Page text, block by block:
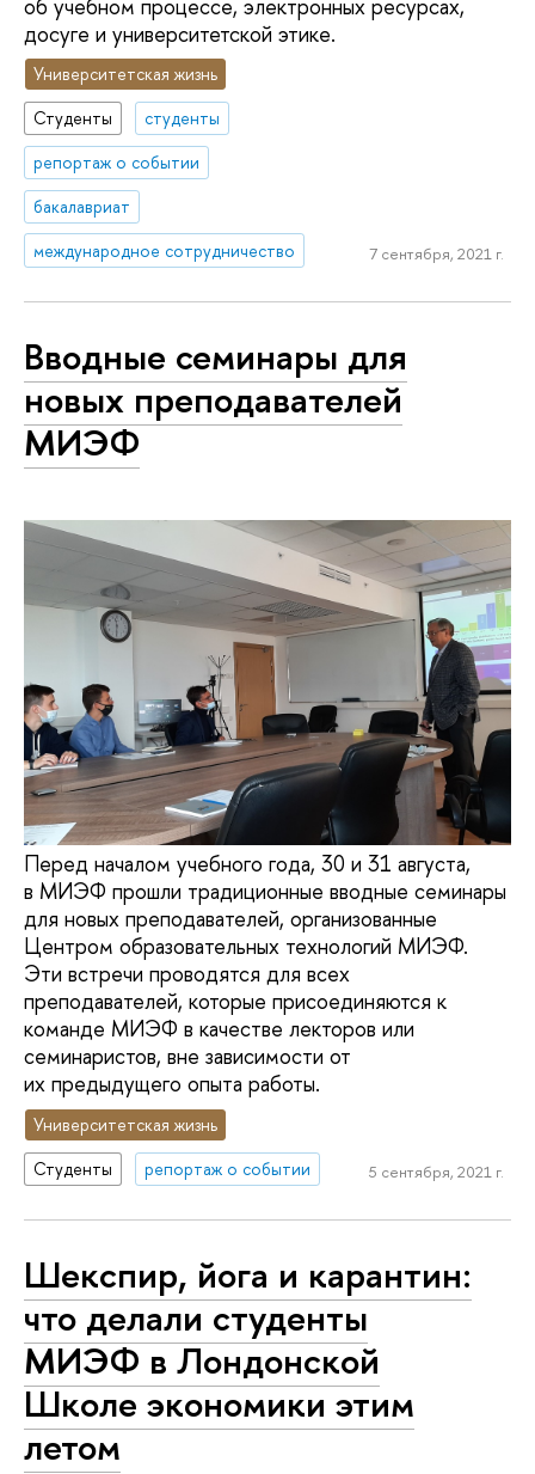
об учебном процессе, электронных ресурсах,
досуге и университетской этике.
Университетская жизнь
Студенты
студенты
репортаж о событии
бакалавриат
международное сотрудничество
7 сентября, 2021 г.
Вводные семинары для
новых преподавателей
МИЭФ
Перед началом учебного года, 30 и 31 августа,
в МИЭФ прошли традиционные вводные семинары
для новых преподавателей, организованные
Центром образовательных технологий МИЭФ.
Эти встречи проводятся для всех
преподавателей, которые присоединяются к
команде МИЭФ в качестве лекторов или
семинаристов, вне зависимости от
их предыдущего опыта работы.
Университетская жизнь
Студенты
репортаж о событии 5 сентября, 2021 г.
Шекспир, йога и карантин:
что делали студенты
МИЭФ в Лондонской
Школе экономики этим
летом